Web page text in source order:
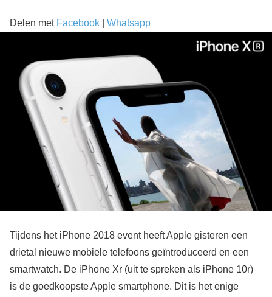
Delen met Facebook Whatsapp
Tijdens het iPhone 2018 event heeft Apple gisteren een
drietal nieuwe mobiele telefoons geïntroduceerd en een
smartwatch. De iPhone Xr (uit te spreken als iPhone 10r)
is de goedkoopste Apple smartphone. Dit is het enige